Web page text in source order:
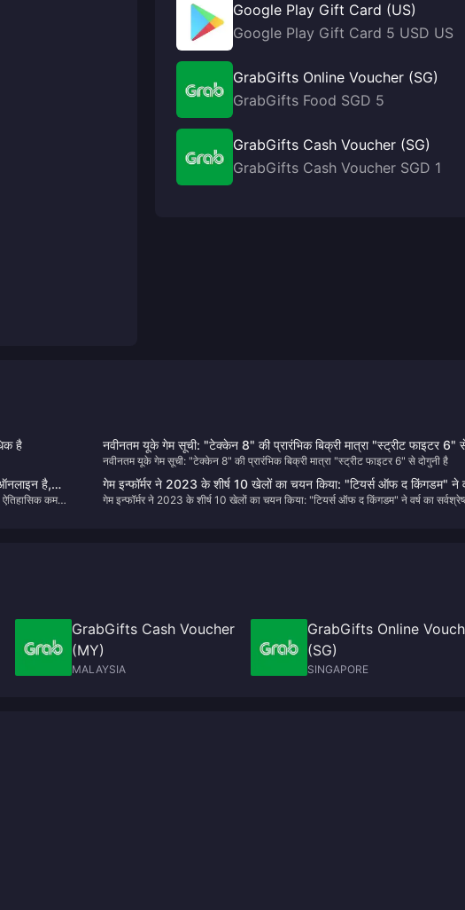
Google Play Gift Card (US)
Google Play Gift Card 5 USD US
GrabGifts Online Voucher (SG)
GrabGifts Food SGD 5
GrabGifts Cash Voucher (SG)
GrabGifts Cash Voucher SGD 1
है
नवीनतम यूके गेम सूची: "टेक्केन 8" की प्रारंभिक बिक्री मात्रा "स्ट्रीट फाइटर 6"
दोगुनी है
नवीनतम यूके गेम सूची: "टेक्केन 8" की प्रारंभिक बिक्री मात्रा "स्ट्रीट फाइटर 6" से दोगुनी है
है,
कम
गेम इन्फॉर्मर ने 2023 के शीर्ष 10 खेलों का चयन किया: "टियर्स ऑफ द किंगडम" ने
का सर्वश्रेष्ठ पुरस्कार जीता
गेम इन्फॉर्मर ने 2023 के शीर्ष 10 खेलों का चयन किया: "टियर्स ऑफ द किंगडम" ने वर्ष का
GrabGifts Cash Voucher
(MY)
MALAYSIA
GrabGifts Online
(SG)
SINGAPORE